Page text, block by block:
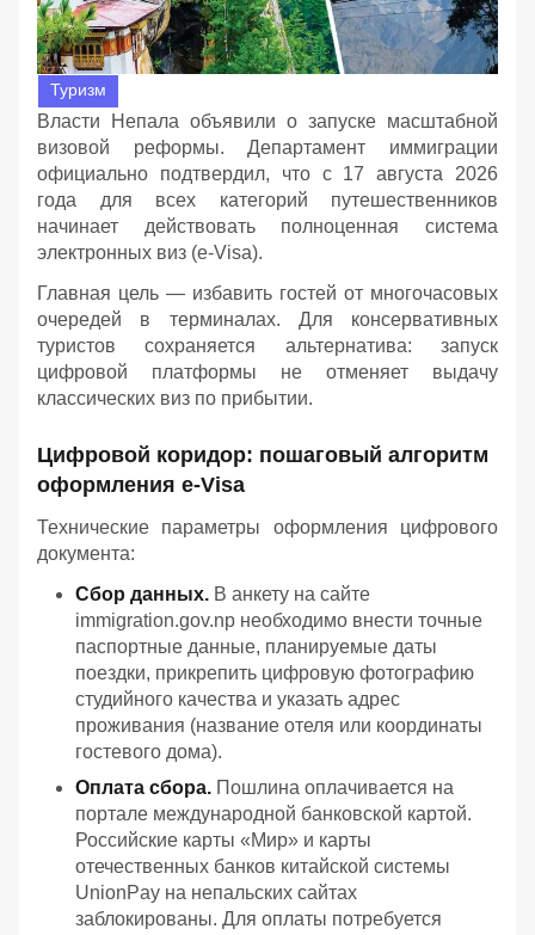
Туризм
Власти Непала объявили о запуске масштабной
визовой реформы. Департамент иммиграции
официально подтвердил, что с 17 августа 2026
года для всех категорий путешественников
начинает действовать полноценная система
электронных виз (e-Visa).
Главная цель — избавить гостей от многочасовых
очередей в терминалах. Для консервативных
туристов сохраняется альтернатива: запуск
цифровой платформы не отменяет выдачу
классических виз по прибытии.
Цифровой коридор: пошаговый алгоритм
оформления e-Visa
Технические параметры оформления цифрового
документа:
Сбор данных. В анкету на сайте
immigration.gov.np необходимо внести точные
паспортные данные, планируемые даты
поездки, прикрепить цифровую фотографию
студийного качества и указать адрес
проживания (название отеля или координаты
гостевого дома).
Оплата сбора. Пошлина оплачивается на
портале международной банковской картой.
Российские карты «Мир» и карты
отечественных банков китайской системы
UnionPay на непальских сайтах
заблокированы. Для оплаты потребуется